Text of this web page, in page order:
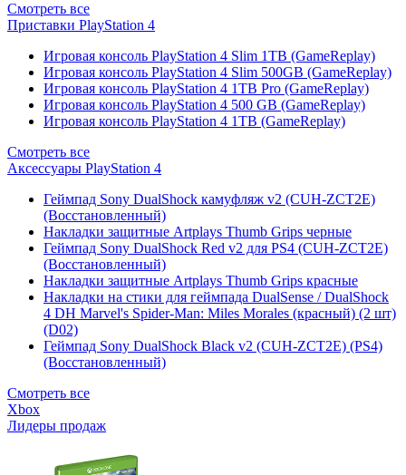
Смотреть все
Приставки PlayStation 4
Игровая консоль PlayStation 4 Slim 1TB (GameReplay)
Игровая консоль PlayStation 4 Slim 500GB (GameReplay)
Игровая консоль PlayStation 4 1TB Pro (GameReplay)
Игровая консоль PlayStation 4 500 GB (GameReplay)
Игровая консоль PlayStation 4 1TB (GameReplay)
Смотреть все
Аксессуары PlayStation 4
Геймпад Sony DualShock камуфляж v2 (CUH-ZCT2E)
(Восстановленный)
Накладки защитные Artplays Thumb Grips черные
Геймпад Sony DualShock Red v2 для PS4 (CUH-ZCT2E)
(Восстановленный)
Накладки защитные Artplays Thumb Grips красные
Накладки на стики для геймпада DualSense / DualShock
4 DH Marvel's Spider-Man: Miles Morales (красный) (2 шт)
(D02)
Геймпад Sony DualShock Black v2 (CUH-ZCT2E) (PS4)
(Восстановленный)
Смотреть все
Xbox
Лидеры продаж